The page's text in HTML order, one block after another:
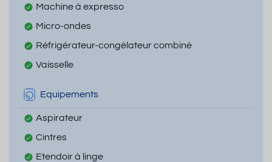
Machine à expresso
Micro-ondes
Réfrigérateur-congélateur combiné
Vaisselle
Equipements
Aspirateur
Cintres
Etendoir à linge